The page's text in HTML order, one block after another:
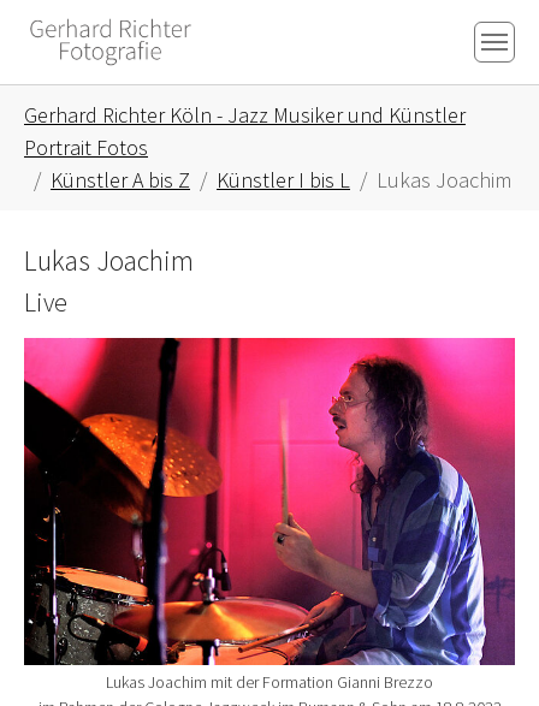
Skip to main content
Skip to page footer
Gerhard Richter Köln - Jazz Musiker und Künstler
Portrait Fotos
Künstler A bis Z
Künstler I bis L Lukas Joachim
Lukas Joachim
Live
Show larger version for:
Lukas Joachim mit der Formation Gianni Brezzo